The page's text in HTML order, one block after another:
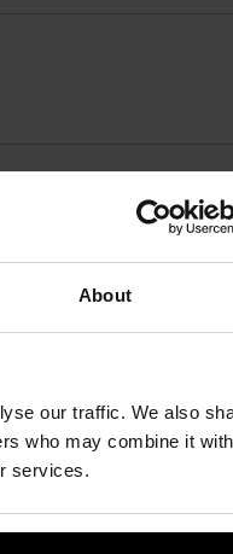
About
our traffic. We also
who may combine it with
services.
krępuje ruchów i